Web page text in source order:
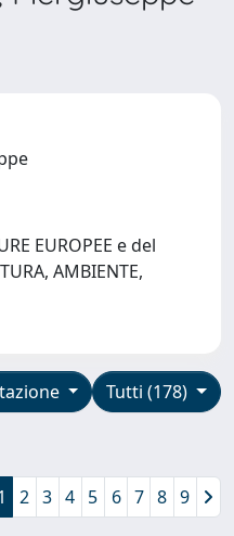
EUROPEE e del
AMBIENTE,
Tutti (178)
2 3 4 5 6 7 8 9